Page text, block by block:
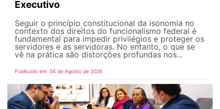
Executivo
Seguir o princípio constitucional da isonomia no
contexto dos direitos do funcionalismo federal é
fundamental para impedir privilégios e proteger os
servidores e as servidoras. No entanto, o que se
vê na prática são distorções profundas nos...
Publicado em: 04 de Agosto de 2026